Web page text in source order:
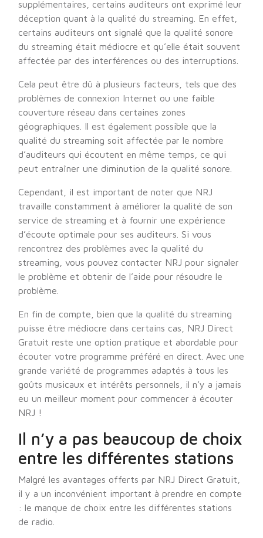
supplémentaires, certains auditeurs ont exprimé leur
déception quant à la qualité du streaming. En effet,
certains auditeurs ont signalé que la qualité sonore
du streaming était médiocre et qu’elle était souvent
affectée par des interférences ou des interruptions.
Cela peut être dû à plusieurs facteurs, tels que des
problèmes de connexion Internet ou une faible
couverture réseau dans certaines zones
géographiques. Il est également possible que la
qualité du streaming soit affectée par le nombre
d’auditeurs qui écoutent en même temps, ce qui
peut entraîner une diminution de la qualité sonore.
Cependant, il est important de noter que NRJ
travaille constamment à améliorer la qualité de son
service de streaming et à fournir une expérience
d’écoute optimale pour ses auditeurs. Si vous
rencontrez des problèmes avec la qualité du
streaming, vous pouvez contacter NRJ pour signaler
le problème et obtenir de l’aide pour résoudre le
problème.
En fin de compte, bien que la qualité du streaming
puisse être médiocre dans certains cas, NRJ Direct
Gratuit reste une option pratique et abordable pour
écouter votre programme préféré en direct. Avec une
grande variété de programmes adaptés à tous les
goûts musicaux et intérêts personnels, il n’y a jamais
eu un meilleur moment pour commencer à écouter
NRJ !
Il n’y a pas beaucoup de choix
entre les différentes stations
Malgré les avantages offerts par NRJ Direct Gratuit,
il y a un inconvénient important à prendre en compte
: le manque de choix entre les différentes stations
de radio.